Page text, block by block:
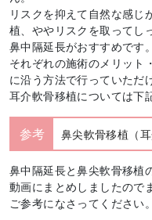
リスクを抑えて自然な感じ
植、ややリスクを取ってし
鼻中隔延長がおすすめです。
それぞれの施術のメリット
に沿う方法で行っていただ
耳介軟骨移植については下
参考 鼻尖軟骨移植（
鼻中隔延長と鼻尖軟骨移植
動画にまとめしましたので
ご参考になさってください。